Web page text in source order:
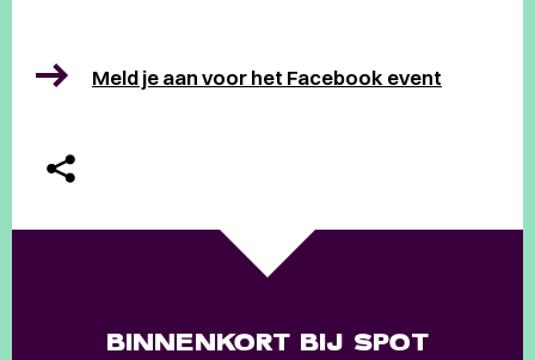
Meld je aan voor het Facebook event
BINNENKORT BIJ SPOT